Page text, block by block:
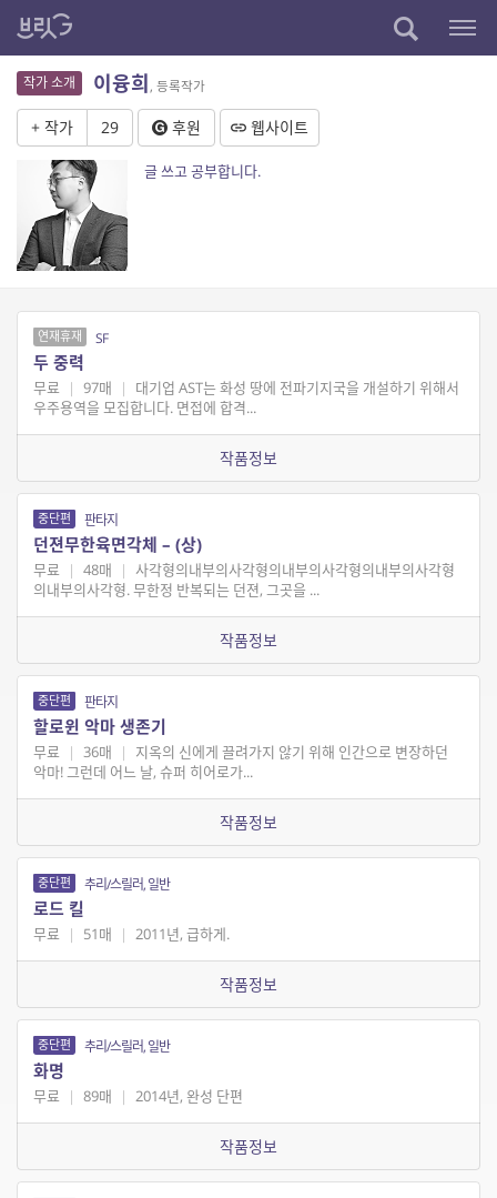
작가 소개 이융희, 등록작가
+ 작가 29 후원 웹사이트
글 쓰고 공부합니다.
연재휴재 SF
두 중력
무료 | 97매 |
대기업 AST는 화성 땅에 전파기지국을 개설하기 위해서
우주용역을 모집합니다. 면접에 합격...
작품정보
중단편 판타지
던젼무한육면각체 – (상)
무료 | 48매 |
사각형의내부의사각형의내부의사각형의내부의사각형
의내부의사각형. 무한정 반복되는 던젼, 그곳을 ...
작품정보
중단편 판타지
할로윈 악마 생존기
무료 | 36매 |
지옥의 신에게 끌려가지 않기 위해 인간으로 변장하던
악마! 그런데 어느 날, 슈퍼 히어로가...
작품정보
중단편 추리/스릴러, 일반
로드 킬
무료 | 51매 | 2011년, 급하게.
작품정보
중단편 추리/스릴러, 일반
화명
무료 | 89매 | 2014년, 완성 단편
작품정보